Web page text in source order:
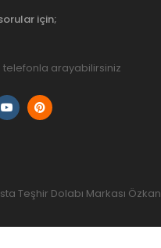
için;
telefonla arayabilirsiniz
Teşhir Dolabı Markası